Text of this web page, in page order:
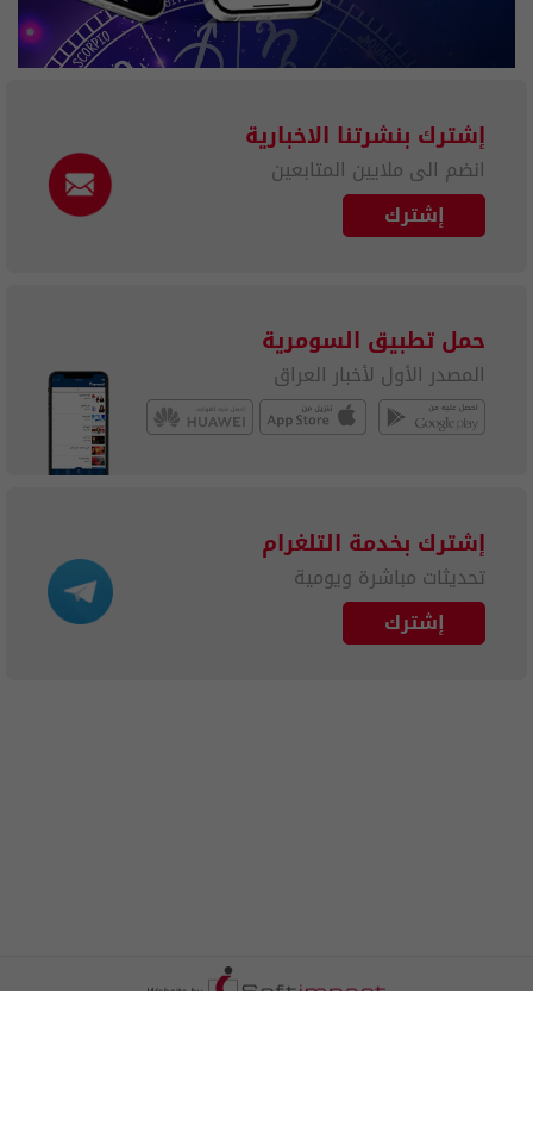
إشترك بنشرتنا الاخبارية
انضم الى ملايين المتابعين
إشترك
حمل تطبيق السومرية
المصدر الأول لأخبار العراق
إشترك بخدمة التلغرام
تحديثات مباشرة ويومية
إشترك